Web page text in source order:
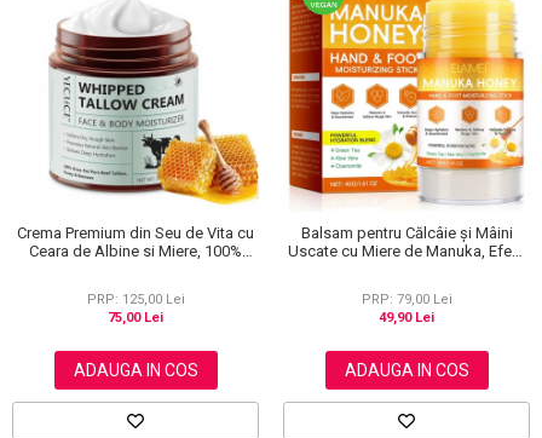
Crema Premium din Seu de Vita cu
Ceara de Albine si Miere, 100%
PRP: 125,00 Lei
75,00 Lei
ADAUGA IN COS
Balsam pentru Călcâie și Mâini
Uscate cu Miere de Manuka, Efect
PRP: 79,00 Lei
49,90 Lei
ADAUGA IN COS